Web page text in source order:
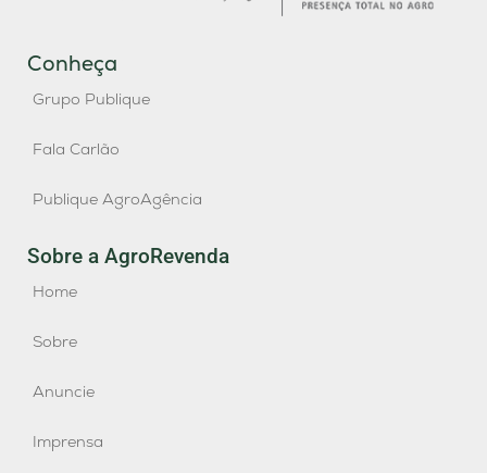
Conheça
Grupo Publique
Fala Carlão
Publique AgroAgência
Sobre a AgroRevenda
Home
Sobre
Anuncie
Imprensa